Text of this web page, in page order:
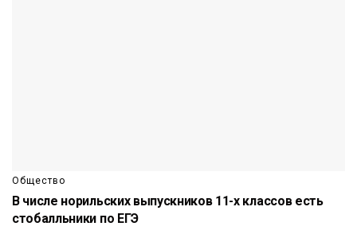
Общество
В числе норильских выпускников 11-х классов есть
стобалльники по ЕГЭ